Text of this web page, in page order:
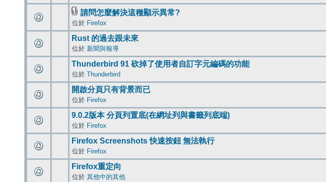
請問怎麼解決這種顯示異常?
位於 Firefox
Rust 的過去跟未來
位於 新聞與報導
Thunderbird 91 砍掉了使用者自訂字元編碼的功能
位於 Thunderbird
開啟分頁只有背景而已
位於 Firefox
9.0.2版本 分頁列置底(在網址列與書籤列底端)
位於 Firefox
Firefox Screenshots 快速按鈕 無法執行
位於 Firefox
Firefox重定向
位於 其他中的其他